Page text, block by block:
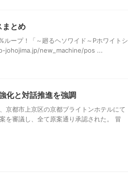
とめ
ープ！「～廻るヘソワイド～Pホワイトシ
johojima.jp/new_machine/pos ...
化と対話推進を強調
京都市上京区の京都ブライトンホテルにて
を審議し、全て原案通り承認された。 冒